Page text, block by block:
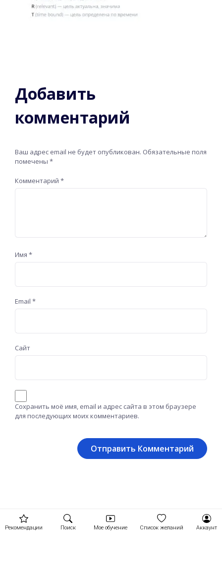
Добавить
комментарий
Ваш адрес email не будет опубликован. Обязательные поля
помечены *
Комментарий *
Имя *
Email *
Сайт
Сохранить моё имя, email и адрес сайта в этом браузере
для последующих моих комментариев.
Рекомендации Поиск Мое обучение Список желаний Аккаунт